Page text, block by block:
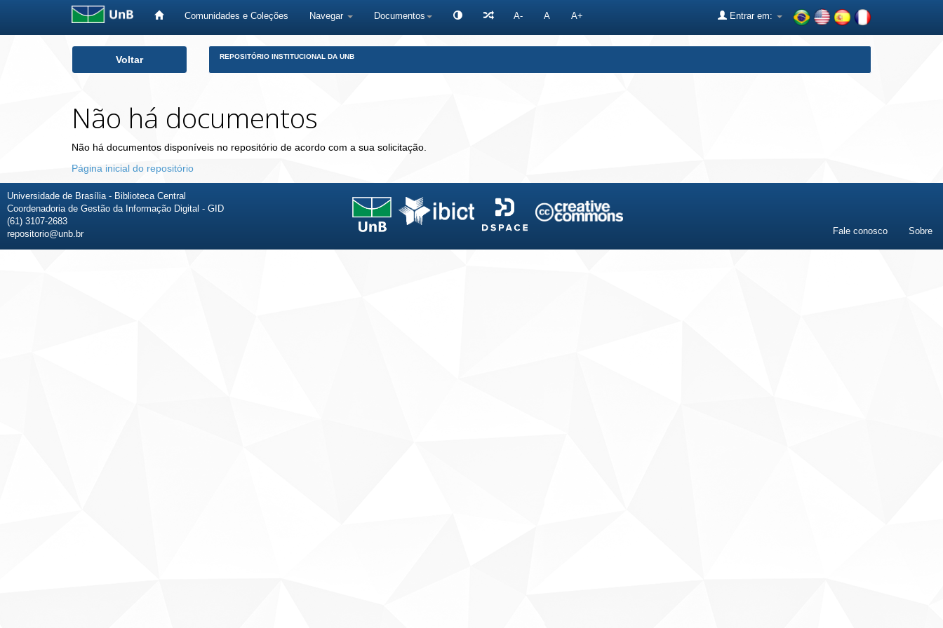
Comunidades e Coleções Navegar Documentos A- A A+ Entrar em:
Voltar REPOSITÓRIO INSTITUCIONAL DA UNB
Não há documentos
Não há documentos disponíveis no repositório de acordo com a sua solicitação.
Página inicial do repositório
Universidade de Brasília - Biblioteca Central
Coordenadoria de Gestão da Informação Digital - GID
(61) 3107-2683
repositorio@unb.br
Fale conosco Sobre